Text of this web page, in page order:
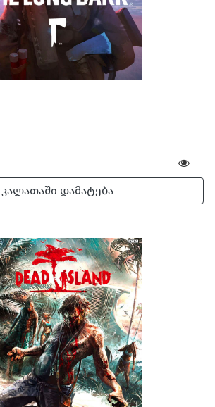
კალათაში დამატება